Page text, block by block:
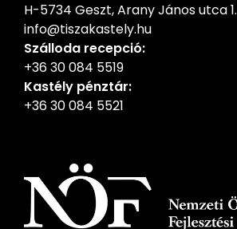
H-5734 Geszt, Arany János utca 1.
info@tiszakastely.hu
Szálloda recepció:
+36 30 084 5519
Kastély pénztár:
+36 30 084 5521